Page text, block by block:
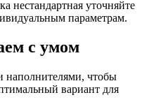
нестандартная уточняйте
параметрам.
с умом
наполнителями, чтобы
вариант для